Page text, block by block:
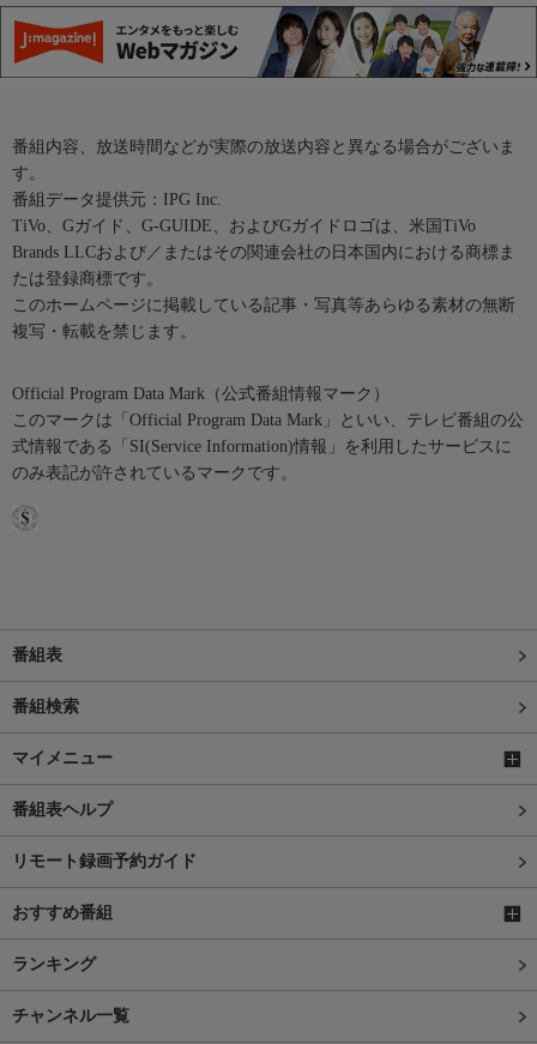
番組内容、放送時間などが実際の放送内容と異なる場合がございま
す。
番組データ提供元：IPG Inc.
TiVo、Gガイド、G-GUIDE、およびGガイドロゴは、米国TiVo
Brands LLCおよび／またはその関連会社の日本国内における商標ま
たは登録商標です。
このホームページに掲載している記事・写真等あらゆる素材の無断
複写・転載を禁じます。
Official Program Data Mark（公式番組情報マーク）
このマークは「Official Program Data Mark」といい、テレビ番組の公
式情報である「SI(Service Information)情報」を利用したサービスに
のみ表記が許されているマークです。
番組表
番組検索
マイメニュー
番組表ヘルプ
リモート録画予約ガイド
おすすめ番組
ランキング
チャンネル一覧